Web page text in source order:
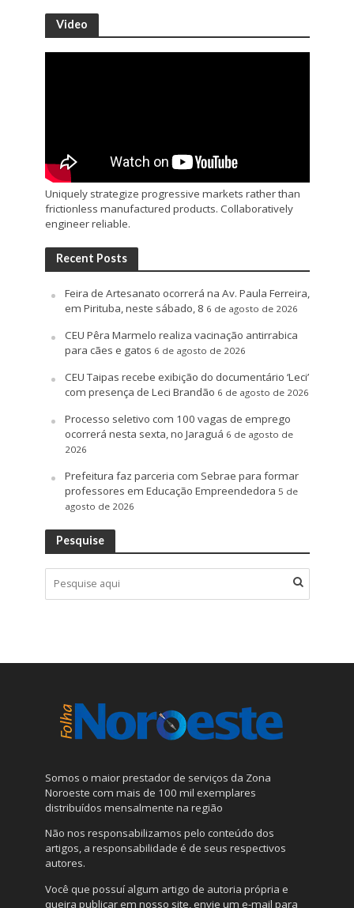
Video
Uniquely strategize progressive markets rather than
frictionless manufactured products. Collaboratively
engineer reliable.
Recent Posts
Feira de Artesanato ocorrerá na Av. Paula Ferreira,
em Pirituba, neste sábado, 8 6 de agosto de 2026
CEU Pêra Marmelo realiza vacinação antirrabica
para cães e gatos 6 de agosto de 2026
CEU Taipas recebe exibição do documentário ‘Leci’
com presença de Leci Brandão 6 de agosto de 2026
Processo seletivo com 100 vagas de emprego
ocorrerá nesta sexta, no Jaraguá 6 de agosto de
2026
Prefeitura faz parceria com Sebrae para formar
professores em Educação Empreendedora 5 de
agosto de 2026
Pesquise
Somos o maior prestador de serviços da Zona
Noroeste com mais de 100 mil exemplares
distribuídos mensalmente na região
Não nos responsabilizamos pelo conteúdo dos
artigos, a responsabilidade é de seus respectivos
autores.
Você que possuí algum artigo de autoria própria e
queira publicar em nosso site, envie um e-mail para